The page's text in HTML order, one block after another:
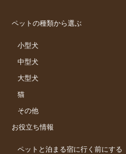
ペットの種類から選ぶ
小型犬
中型犬
大型犬
猫
その他
お役立ち情報
ペットと泊まる宿に行く前にする